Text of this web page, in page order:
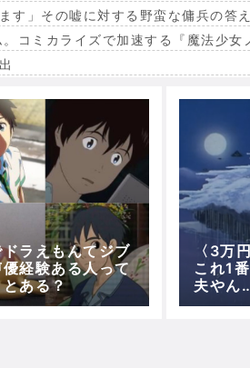
す」その嘘に対する野蛮な傭兵の
コミカライズで加速する『魔法少女
ラえもんてジブ
優経験ある人って
ある？
〈3万
これ1
夫やん
王国】